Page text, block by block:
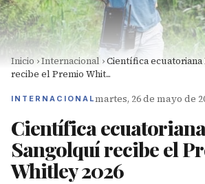
Inicio ›Internacional ›Científica
recibe el Premio Whit...
INTERNACIONALmartes, 26 de mayo de
Científica
Sangolquí recibe el
Whitley 2026